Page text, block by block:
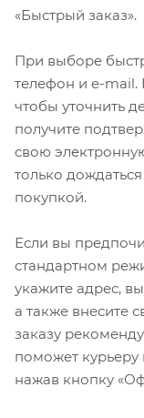
«Быстрый заказ».
При выборе
телефон и e-
чтобы уточнить
получите
свою
только
покупкой.
Если вы
стандартном
укажите адрес,
а также внесите
заказу
поможет курьеру
нажав кнопку